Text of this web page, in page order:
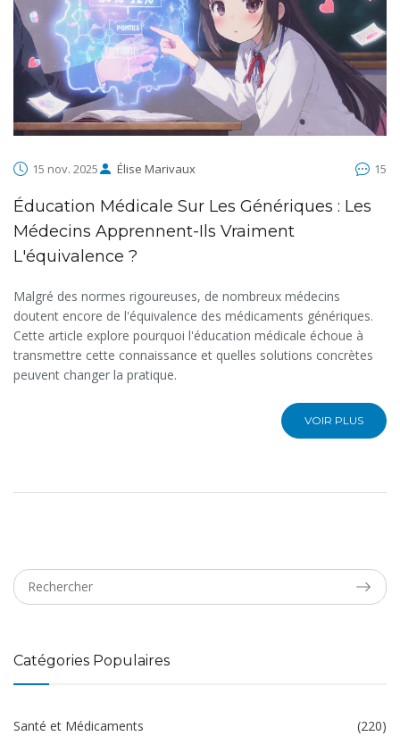
15 nov. 2025 Élise Marivaux 15
Éducation Médicale Sur Les Génériques : Les
Médecins Apprennent-Ils Vraiment
L'équivalence ?
Malgré des normes rigoureuses, de nombreux médecins
doutent encore de l'équivalence des médicaments génériques.
Cette article explore pourquoi l'éducation médicale échoue à
transmettre cette connaissance et quelles solutions concrètes
peuvent changer la pratique.
VOIR PLUS
Catégories Populaires
Santé et Médicaments (220)